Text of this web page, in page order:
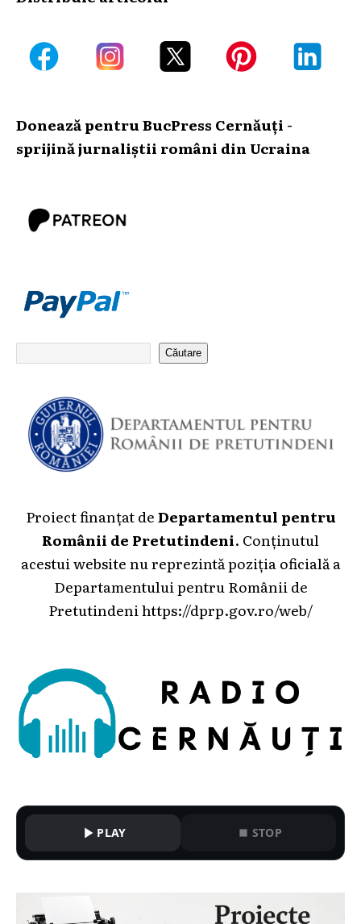
Donează pentru BucPress Cernăuți -
sprijină jurnaliștii români din Ucraina
Căutare
Proiect finanțat deDepartamentul pentru
Românii de Pretutindeni. Conținutul
acestui website nu reprezintă poziția oficială a
Departamentului pentru Românii de
Pretutindeni https://dprp.gov.ro/web/
PLAY STOP